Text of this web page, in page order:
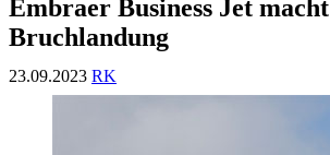
Embraer Business Jet macht
Bruchlandung
23.09.2023 RK